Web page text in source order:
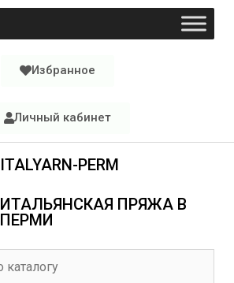
Избранное
Личный кабинет
ITALYARN-PERM
ИТАЛЬЯНСКАЯ ПРЯЖА В
ПЕРМИ